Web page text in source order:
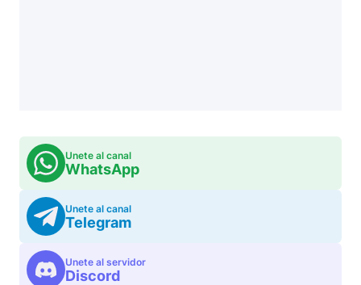
Unete al canal
WhatsApp
Unete al canal
Telegram
Unete al servidor
Discord